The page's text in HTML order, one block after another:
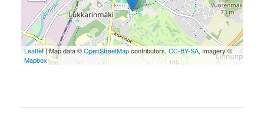
Leaflet| Map data ©OpenStreetMapcontributors, CC-BY-SA, Imagery ©
Mapbox